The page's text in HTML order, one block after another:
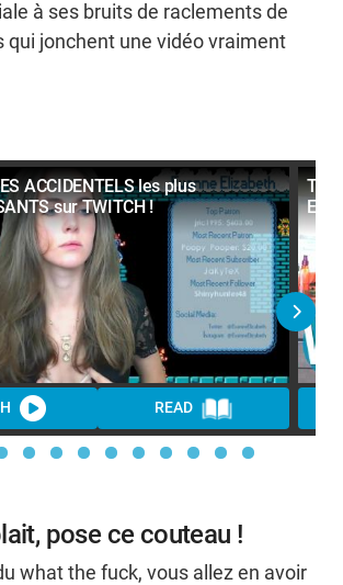
à ses bruits de raclements de
qui jonchent une vidéo vraiment
ACCIDENTELS les plus
sur TWITCH !
READ
pose ce couteau !
what the fuck, vous allez en avoir